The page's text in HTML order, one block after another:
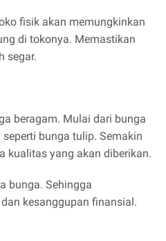
fisik akan memungkinkan
di tokonya. Memastikan
segar.
beragam. Mulai dari bunga
bunga tulip. Semakin
kualitas yang akan diberikan.
bunga. Sehingga
kesanggupan finansial.